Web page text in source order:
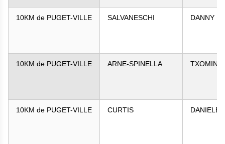
10KM de PUGET-VILLE SALVANESCHI DANNY
10KM de PUGET-VILLE ARNE-SPINELLA TXOMIN
10KM de PUGET-VILLE CURTIS DANIELE